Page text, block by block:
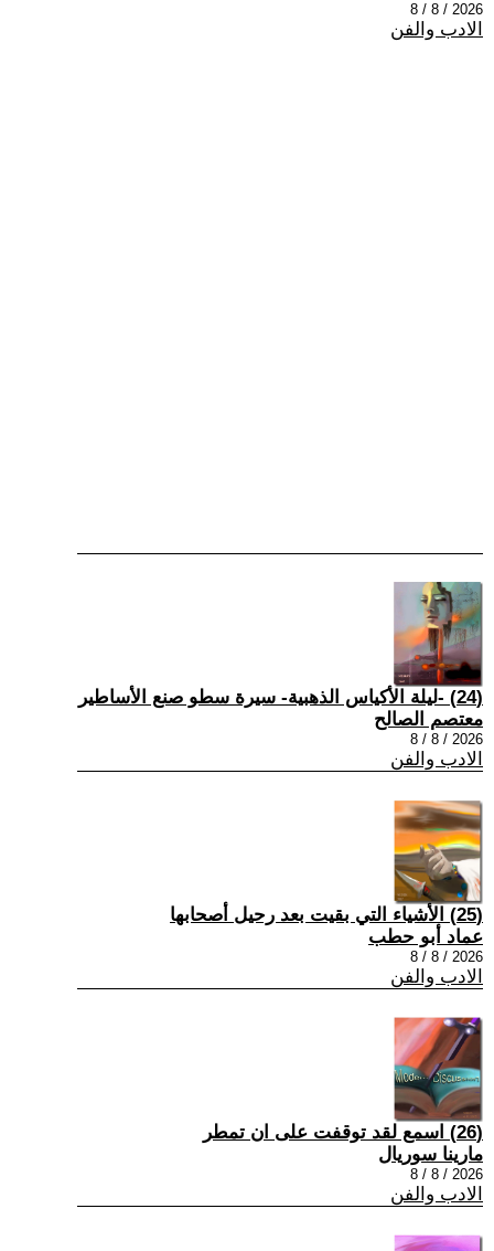
2026 / 8 / 8
الادب والفن
(24) -ليلة الأكياس الذهبية- سيرة سطو صنع الأساطير
معتصم الصالح
2026 / 8 / 8
الادب والفن
(25) الأشياء التي بقيت بعد رحيل أصحابها
عماد أبو حطب
2026 / 8 / 8
الادب والفن
(26) اسمع لقد توقفت على ان تمطر
مارينا سوريال
2026 / 8 / 8
الادب والفن